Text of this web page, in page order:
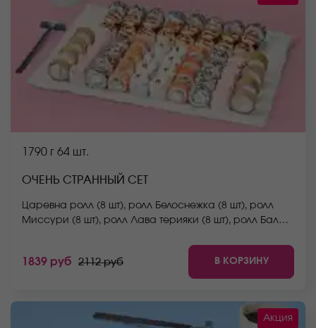
1790 г 64 шт.
ОЧЕНЬ СТРАННЫЙ СЕТ
Царевна ролл (8 шт), ролл Белоснежка (8 шт), ролл
Миссури (8 шт), ролл Лава терияки (8 шт), ролл Бали
Сицилия (8 шт). *Не забудьте заказать имбирь,
васаби и соевый соус. Они не входят в стоимость
заказа. *Внешний вид блюда может отличаться от
1839 руб 2112 руб В КОРЗИНУ
Акция